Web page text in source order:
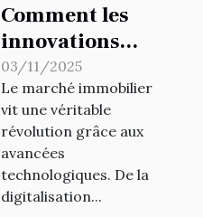
Comment les
innovations
technologiques
transforment-
elles le marché
immobilier ?
03/11/2025
Le marché immobilier
vit une véritable
révolution grâce aux
avancées
technologiques. De la
digitalisation...